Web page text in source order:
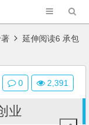
延伸阅读6 承包
业
0 2,391